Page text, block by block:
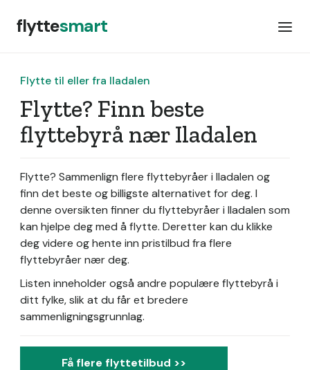
flyttesmart
Flytte til eller fra Iladalen
Flytte? Finn beste
flyttebyrå nær Iladalen
Flytte? Sammenlign flere flyttebyråer i Iladalen og
finn det beste og billigste alternativet for deg. I
denne oversikten finner du flyttebyråer i Iladalen som
kan hjelpe deg med å flytte. Deretter kan du klikke
deg videre og hente inn pristilbud fra flere
flyttebyråer nær deg.
Listen inneholder også andre populære flyttebyrå i
ditt fylke, slik at du får et bredere
sammenligningsgrunnlag.
Få flere flyttetilbud >>